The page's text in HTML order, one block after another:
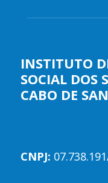
INSTITUTO
SOCIAL DOS
CABO DE
CNPJ: